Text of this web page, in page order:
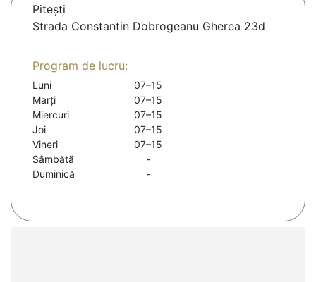
Piteşti
Strada Constantin Dobrogeanu Gherea 23d
Program de lucru:
Luni
07–15
Marți
07–15
Miercuri
07–15
Joi
07–15
Vineri
07–15
Sâmbătă
-
Duminică
-